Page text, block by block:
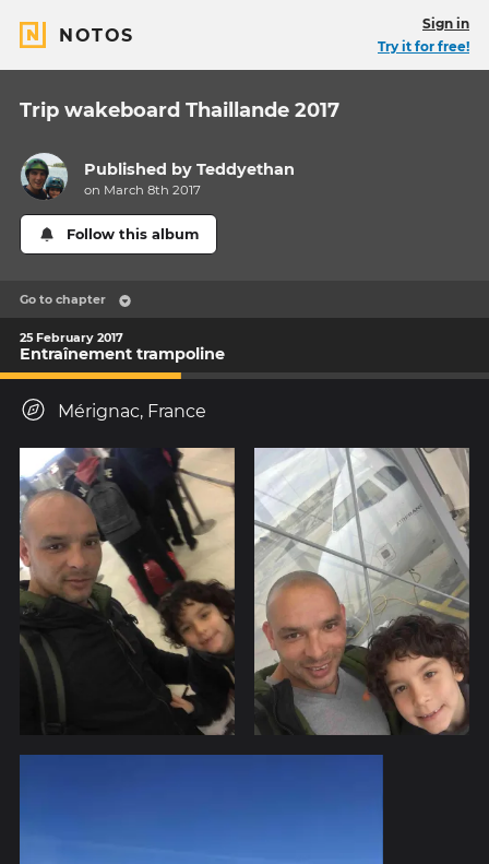
NOTOS
Sign in
Try it for free!
Trip wakeboard Thaillande 2017
Published byTeddyethan
on March 8th 2017
Follow this album
Go to chapter
25 February 2017
Entraînement trampoline
Mérignac, France